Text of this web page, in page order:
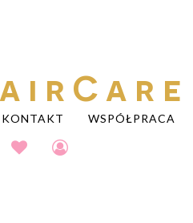
KONTAKT WSPÓŁPRACA